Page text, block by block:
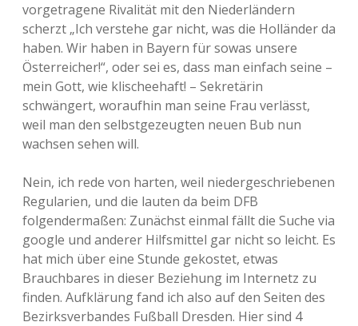
vorgetragene Rivalität mit den Niederländern
scherzt „Ich verstehe gar nicht, was die Holländer da
haben. Wir haben in Bayern für sowas unsere
Österreicher!“, oder sei es, dass man einfach seine –
mein Gott, wie klischeehaft! – Sekretärin
schwängert, woraufhin man seine Frau verlässt,
weil man den selbstgezeugten neuen Bub nun
wachsen sehen will.
Nein, ich rede von harten, weil niedergeschriebenen
Regularien, und die lauten da beim DFB
folgendermaßen: Zunächst einmal fällt die Suche via
google und anderer Hilfsmittel gar nicht so leicht. Es
hat mich über eine Stunde gekostet, etwas
Brauchbares in dieser Beziehung im Internetz zu
finden. Aufklärung fand ich also auf den Seiten des
Bezirksverbandes Fußball Dresden. Hier sind 4